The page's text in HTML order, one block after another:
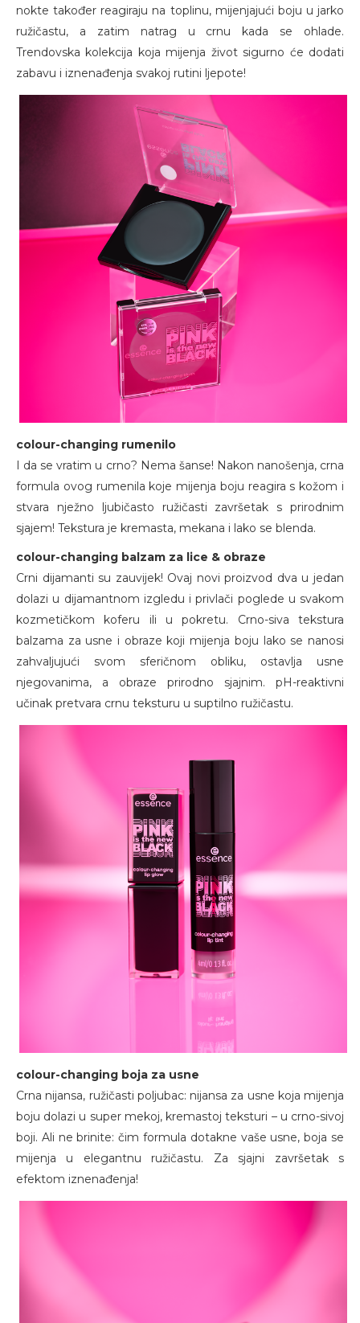
nokte također reagiraju na toplinu, mijenjajući boju u jarko
ružičastu, a zatim natrag u crnu kada se ohlade.
Trendovska kolekcija koja mijenja život sigurno će dodati
zabavu i iznenađenja svakoj rutini ljepote!
colour-changing rumenilo
I da se vratim u crno? Nema šanse! Nakon nanošenja, crna
formula ovog rumenila koje mijenja boju reagira s kožom i
stvara nježno ljubičasto ružičasti završetak s prirodnim
sjajem! Tekstura je kremasta, mekana i lako se blenda.
colour-changing balzam za lice & obraze
Crni dijamanti su zauvijek! Ovaj novi proizvod dva u jedan
dolazi u dijamantnom izgledu i privlači poglede u svakom
kozmetičkom koferu ili u pokretu. Crno-siva tekstura
balzama za usne i obraze koji mijenja boju lako se nanosi
zahvaljujući svom sferičnom obliku, ostavlja usne
njegovanima, a obraze prirodno sjajnim. pH-reaktivni
učinak pretvara crnu teksturu u suptilno ružičastu.
colour-changing boja za usne
Crna nijansa, ružičasti poljubac: nijansa za usne koja mijenja
boju dolazi u super mekoj, kremastoj teksturi – u crno-sivoj
boji. Ali ne brinite: čim formula dotakne vaše usne, boja se
mijenja u elegantnu ružičastu. Za sjajni završetak s
efektom iznenađenja!